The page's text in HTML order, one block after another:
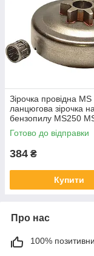
Зірочка провідна
ланцюгова зірочка
бензопилу MS250
MS210 MS170
MS190T тарелка
100962X 11236402003
Готово до відправки
384 ₴
Купити
Про нас
100%